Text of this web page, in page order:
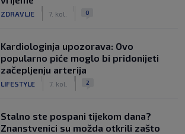
ZDRAVLJE 7. kol. 0
Kardiologinja upozorava: Ovo
popularno piće moglo bi pridonijeti
začepljenju arterija
LIFESTYLE 7. kol. 2
Stalno ste pospani tijekom dana?
Znanstvenici su možda otkrili zašto